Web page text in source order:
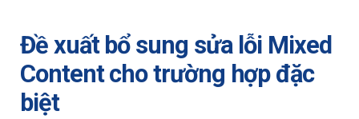
Đề xuất bổ sung sửa lỗi Mixed
Content cho trường hợp đặc
biệt